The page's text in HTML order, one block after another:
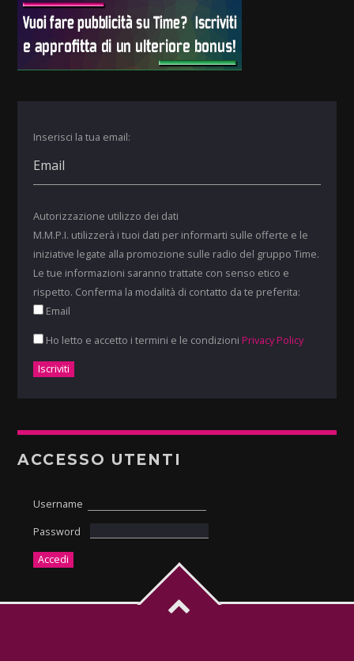
Inserisci la tua email:
Autorizzazione utilizzo dei dati
M.M.P.I. utilizzerà i tuoi dati per informarti sulle offerte e le
iniziative legate alla promozione sulle radio del gruppo Time.
Le tue informazioni saranno trattate con senso etico e
rispetto. Conferma la modalità di contatto da te preferita:
Email
Ho letto e accetto i termini e le condizioni Privacy Policy
ACCESSO UTENTI
Username
Password